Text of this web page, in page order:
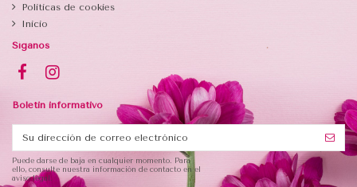
Politicas de cookies
Inicio
Síganos
Boletin informativo
Puede darse de baja en cualquier momento. Para
ello, consulte nuestra información de contacto en el
aviso legal.